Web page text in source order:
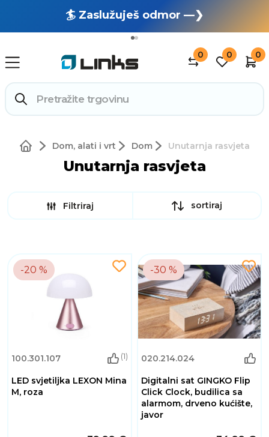
🏄 Zaslužuješ odmor —❯
🔥 OUTLET: TOTALNA RASPRODAJA —❯
0 0 0
Dom, alati i vrt Dom Unutarnja rasvjeta
Unutarnja rasvjeta
Filtriraj sortiraj
-20 %
100.301.107 (1)
LED svjetiljka LEXON Mina
M, roza
-30 %
020.214.024
Digitalni sat GINGKO Flip
Click Clock, budilica sa
alarmom, drveno kućište,
javor